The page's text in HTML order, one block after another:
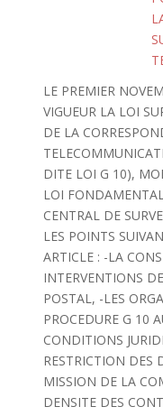
LE PREMIER
VIGUEUR LA LOI
DE LA
DITE LOI G 10),
LOI
CENTRAL DE
LES POINTS
ARTICLE : -LA
INTERVENTIONS
POSTAL, -LES
PROCEDURE G 10
CONDITIONS
RESTRICTION DES
MISSION DE LA
DENSITE DES